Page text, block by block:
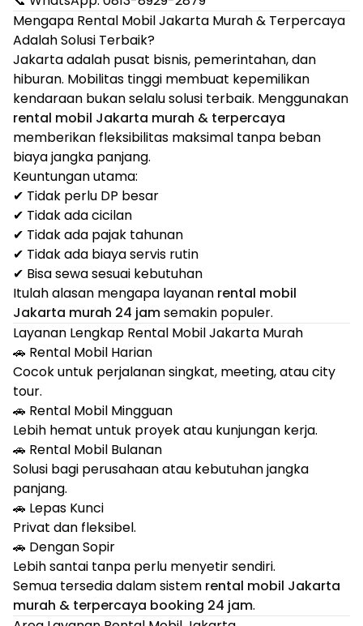
Mengapa Rental Mobil Jakarta Murah & Terpercaya
Adalah Solusi Terbaik?
Jakarta adalah pusat bisnis, pemerintahan, dan
hiburan. Mobilitas tinggi membuat kepemilikan
kendaraan bukan selalu solusi terbaik. Menggunakan
rental mobil Jakarta murah & terpercaya
memberikan fleksibilitas maksimal tanpa beban
biaya jangka panjang.
Keuntungan utama:
✔ Tidak perlu DP besar
✔ Tidak ada cicilan
✔ Tidak ada pajak tahunan
✔ Tidak ada biaya servis rutin
✔ Bisa sewa sesuai kebutuhan
Itulah alasan mengapa layanan rental mobil
Jakarta murah 24 jamsemakin populer.
Layanan Lengkap Rental Mobil Jakarta Murah
🚗 Rental Mobil Harian
Cocok untuk perjalanan singkat, meeting, atau city
tour.
🚗 Rental Mobil Mingguan
Lebih hemat untuk proyek atau kunjungan kerja.
🚗 Rental Mobil Bulanan
Solusi bagi perusahaan atau kebutuhan jangka
panjang.
🚗 Lepas Kunci
Privat dan fleksibel.
🚗 Dengan Sopir
Lebih santai tanpa perlu menyetir sendiri.
Semua tersedia dalam sistem rental mobil Jakarta
murah & terpercaya booking 24 jam.